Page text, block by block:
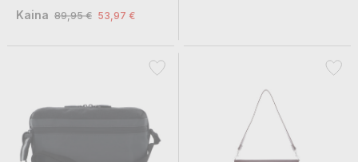
Kaina 89,95 € 53,97 €